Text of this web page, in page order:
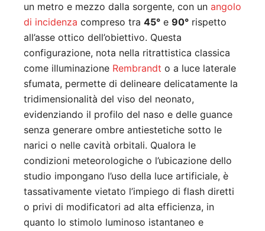
un metro e mezzo dalla sorgente, con un angolo
di incidenza compreso tra 45° e 90° rispetto
all’asse ottico dell’obiettivo. Questa
configurazione, nota nella ritrattistica classica
come illuminazione Rembrandt o a luce laterale
sfumata, permette di delineare delicatamente la
tridimensionalità del viso del neonato,
evidenziando il profilo del naso e delle guance
senza generare ombre antiestetiche sotto le
narici o nelle cavità orbitali. Qualora le
condizioni meteorologiche o l’ubicazione dello
studio impongano l’uso della luce artificiale, è
tassativamente vietato l’impiego di flash diretti
o privi di modificatori ad alta efficienza, in
quanto lo stimolo luminoso istantaneo e